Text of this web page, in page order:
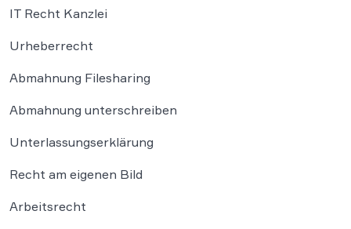
IT Recht Kanzlei
Urheberrecht
Abmahnung Filesharing
Abmahnung unterschreiben
Unterlassungserklärung
Recht am eigenen Bild
Arbeitsrecht